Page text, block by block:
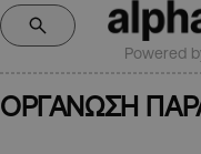
Powered
ΟΡΓΑΝΩΣΗ